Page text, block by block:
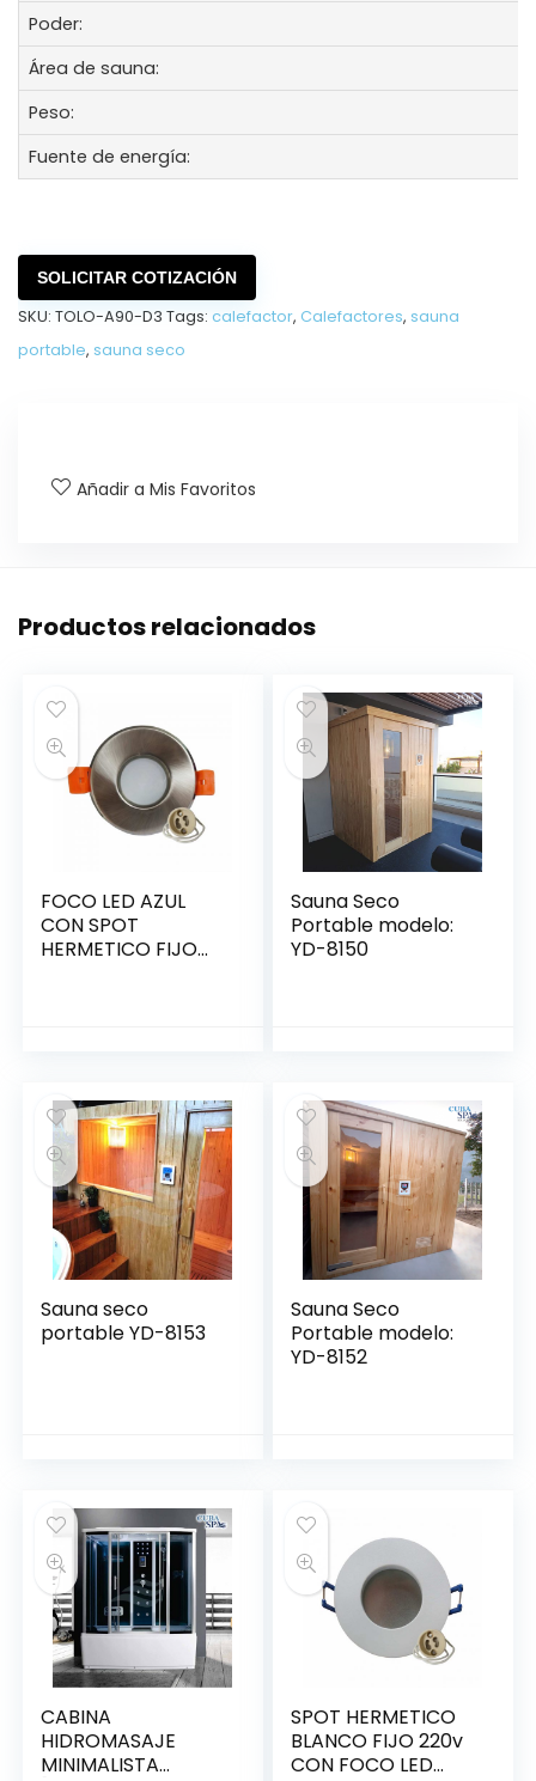
Poder:
Área de sauna:
Peso:
Fuente de energía:
SOLICITAR COTIZACIÓN
SKU: TOLO-A90-D3 Tags: calefactor, Calefactores, sauna
portable, sauna seco
Añadir a Mis Favoritos
Productos relacionados
FOCO LED AZUL
CON SPOT
HERMETICO FIJO
Sauna Seco
Portable modelo:
YD-8150
Sauna seco
portable YD-8153
Sauna Seco
Portable modelo:
YD-8152
CABINA
HIDROMASAJE
MINIMALISTA
SPOT HERMETICO
BLANCO FIJO 220v
CON FOCO LED